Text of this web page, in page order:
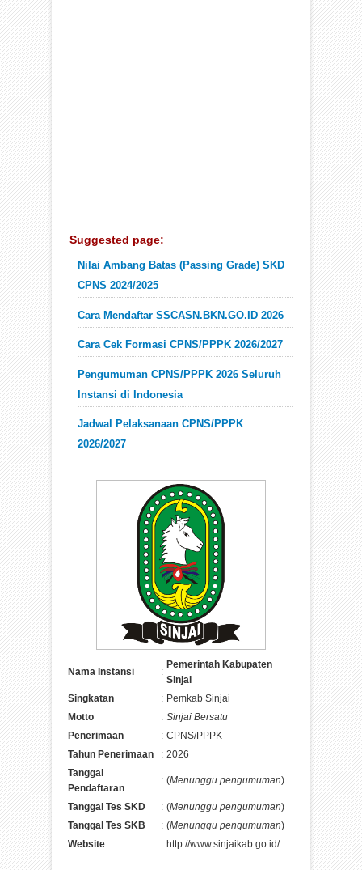
Suggested page:
Nilai Ambang Batas (Passing Grade) SKD
CPNS 2024/2025
Cara Mendaftar SSCASN.BKN.GO.ID 2026
Cara Cek Formasi CPNS/PPPK 2026/2027
Pengumuman CPNS/PPPK 2026 Seluruh
Instansi di Indonesia
Jadwal Pelaksanaan CPNS/PPPK
2026/2027
Nama Instansi :
Pemerintah Kabupaten
Sinjai
Singkatan
: Pemkab Sinjai
Motto
: Sinjai Bersatu
Penerimaan
: CPNS/PPPK
Tahun Penerimaan
: 2026
Tanggal
Pendaftaran
: (Menunggu pengumuman)
Tanggal Tes SKD : (Menunggu pengumuman)
Tanggal Tes SKB
: (Menunggu pengumuman)
Website
: http://www.sinjaikab.go.id/